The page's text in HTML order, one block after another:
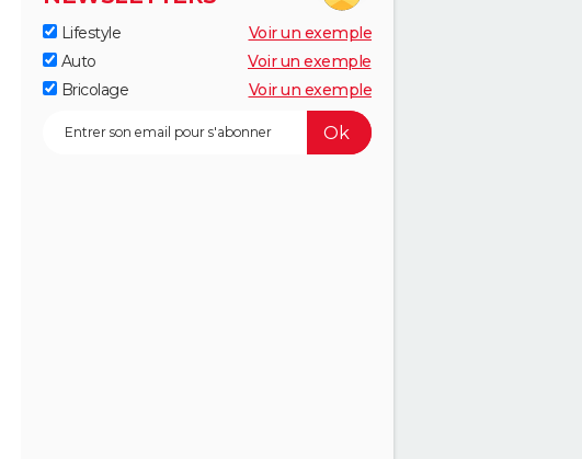
Lifestyle
Voir un exemple
Auto
Voir un exemple
Bricolage
Voir un exemple